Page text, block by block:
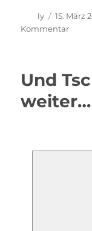
Autor
ly
am
15. März
Kommentarzu
St.
Und
weiter…